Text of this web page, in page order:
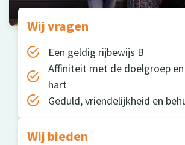
Wij vragen
Een geldig rijbewijs B
Affiniteit met de doelgroep
hart
Geduld, vriendelijkheid en
Wij bieden